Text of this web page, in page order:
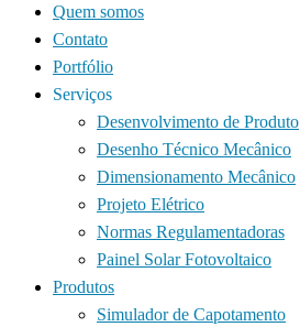
Quem somos
Contato
Portfólio
Serviços
Desenvolvimento de Produto
Desenho Técnico Mecânico
Dimensionamento Mecânico
Projeto Elétrico
Normas Regulamentadoras
Painel Solar Fotovoltaico
Produtos
Simulador de Capotamento